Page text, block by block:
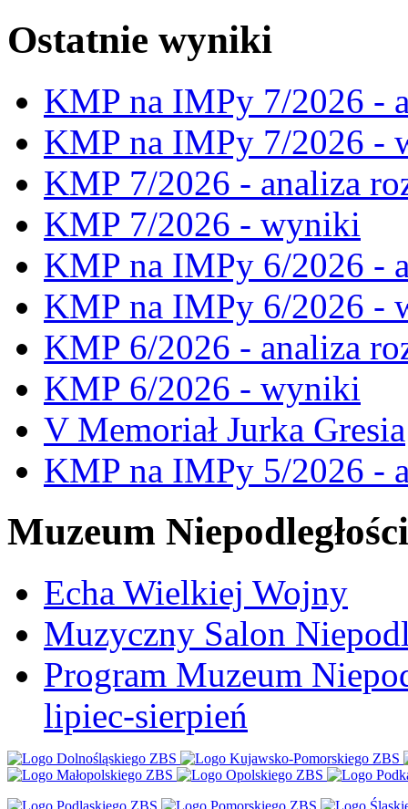
Ostatnie wyniki
KMP na IMPy 7/2026 -
KMP na IMPy 7/2026 -
KMP 7/2026 - analiza
KMP 7/2026 - wyniki
KMP na IMPy 6/2026 -
KMP na IMPy 6/2026 -
KMP 6/2026 - analiza
KMP 6/2026 - wyniki
V Memoriał Jurka Gresia
KMP na IMPy 5/2026 -
Muzeum Niepodległości
Echa Wielkiej Wojny
Muzyczny Salon
Program Muzeum
lipiec-sierpień